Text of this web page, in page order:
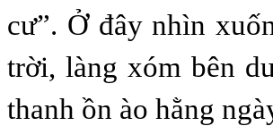
cư”. Ở đây nhìn
trời, làng xóm bên
thanh ồn ào hằng